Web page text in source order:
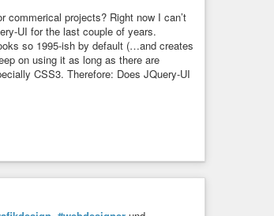
commerical projects? Right now I can’t
UI for the last couple of years.
so 1995-ish by default (…and creates
on using it as long as there are
CSS3. Therefore: Does JQuery-UI